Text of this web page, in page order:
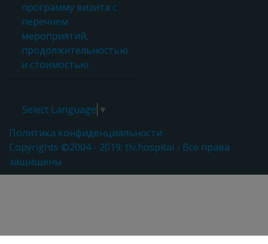
программу визита с
перечнем
мероприятий,
продолжительностью
и стоимостью.
Select Language ▼
Политика конфиденциальности
Copyrights ©2004 - 2019: tlv.hospital - Все права
защищены